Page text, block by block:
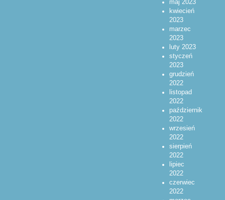
maj 2023
kwiecień
2023
marzec
2023
luty 2023
styczeń
2023
grudzień
2022
listopad
2022
październik
2022
wrzesień
2022
sierpień
2022
lipiec
2022
czerwiec
2022